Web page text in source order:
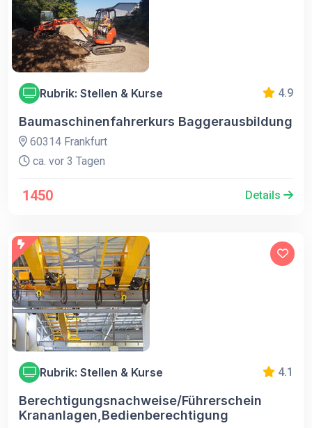
Rubrik: Stellen & Kurse 4.9
Baumaschinenfahrerkurs Baggerausbildung
60314 Frankfurt
ca. vor 3 Tagen
1450 Details
Rubrik: Stellen & Kurse 4.1
Berechtigungsnachweise/Führerschein
Krananlagen,Bedienberechtigung